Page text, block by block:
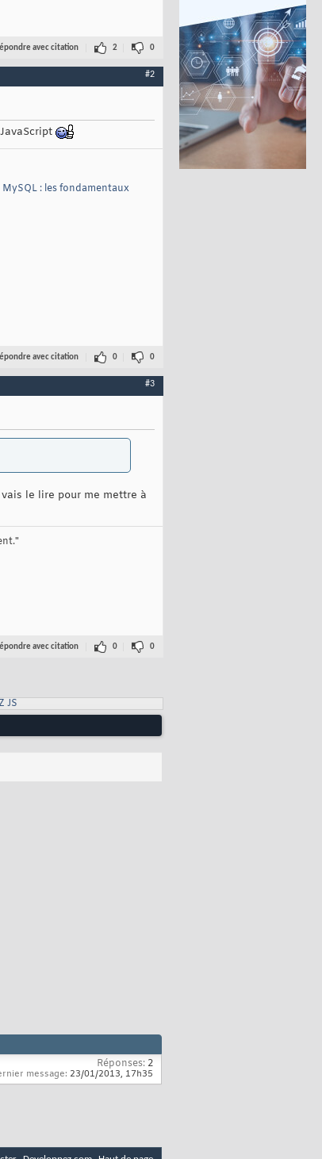
avec citation 2 0
#2
MySQL : les fondamentaux
avec citation 0 0
#3
le lire pour me mettre à
avec citation 0 0
JS
Réponses: 2
message: 23/01/2013, 17h35